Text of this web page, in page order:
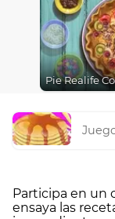
Participa en un
ensaya las